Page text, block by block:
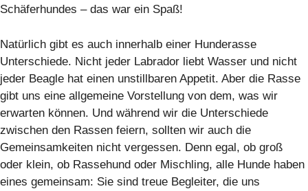
Schäferhundes – das war ein Spaß!
Natürlich gibt es auch innerhalb einer Hunderasse
Unterschiede. Nicht jeder Labrador liebt Wasser und nicht
jeder Beagle hat einen unstillbaren Appetit. Aber die Rasse
gibt uns eine allgemeine Vorstellung von dem, was wir
erwarten können. Und während wir die Unterschiede
zwischen den Rassen feiern, sollten wir auch die
Gemeinsamkeiten nicht vergessen. Denn egal, ob groß
oder klein, ob Rassehund oder Mischling, alle Hunde haben
eines gemeinsam: Sie sind treue Begleiter, die uns